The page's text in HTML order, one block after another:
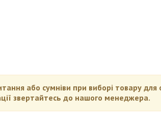
або сумніви при виборі товару
звертайтесь до нашого менеджера.